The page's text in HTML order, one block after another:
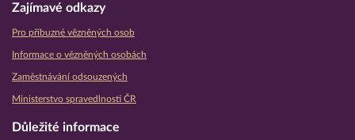
Zajímavé odkazy
Pro příbuzné vězněných osob
Informace o vězněných osobách
Zaměstnávání odsouzených
Ministerstvo spravedlnosti ČR
Důležité informace